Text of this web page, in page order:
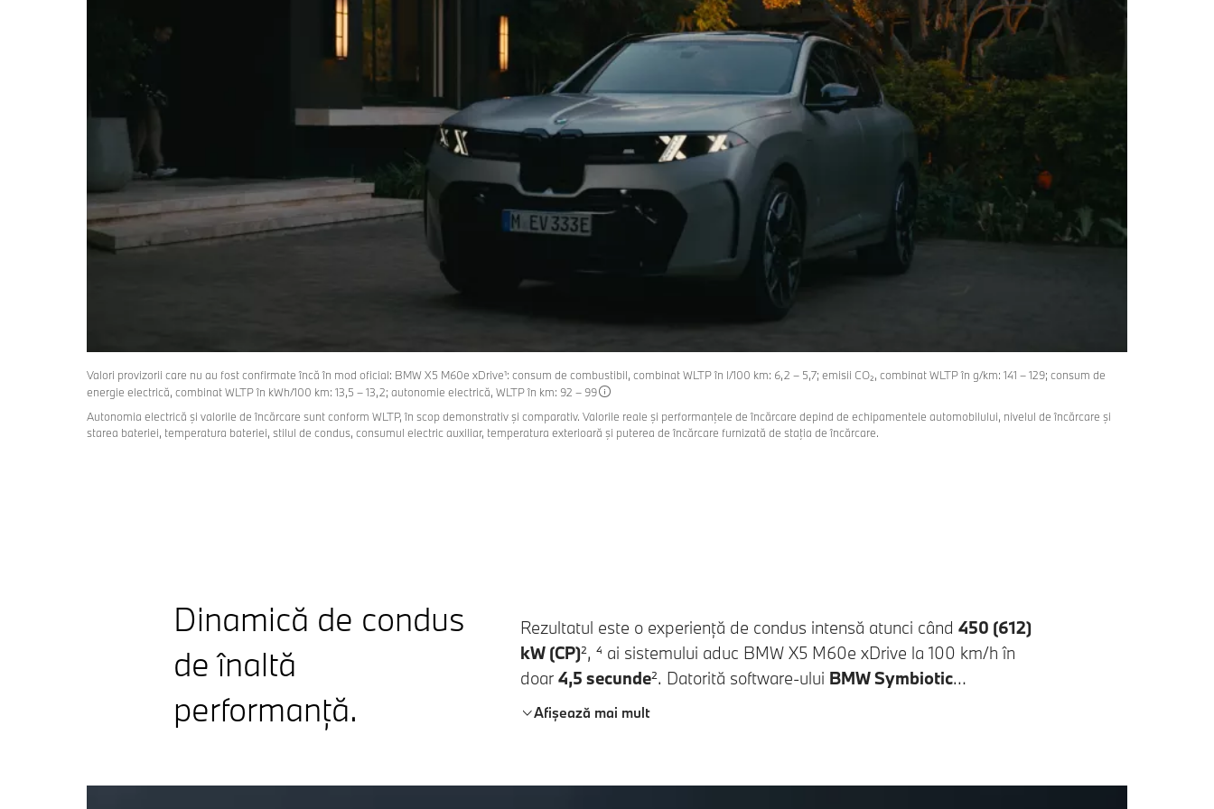
Valori provizorii care nu au fost confirmate încă în mod oficial: BMW X5 M60e xDrive¹: consum de combustibil, combinat WLTP în l/100 km: 6,2 – 5,7; emisii CO₂, combinat WLTP în g/km: 141 – 129; consum de
energie electrică, combinat WLTP în kWh/100 km: 13,5 – 13,2; autonomie electrică, WLTP în km: 92 – 99
Autonomia electrică şi valorile de încărcare sunt conform WLTP, în scop demonstrativ şi comparativ. Valorile reale şi performanţele de încărcare depind de echipamentele automobilului, nivelul de încărcare şi
starea bateriei, temperatura bateriei, stilul de condus, consumul electric auxiliar, temperatura exterioară şi puterea de încărcare furnizată de staţia de încărcare.
Dinamică de condus
de înaltă
performanță.
Rezultatul este o experiență de condus intensă atunci când 450 (612)
kW (CP)², ⁴ ai sistemului aduc BMW X5 M60e xDrive la 100 km/h în
doar 4,5 secunde². Datorită software-ului BMW Symbiotic
Drive
, asistat de inteligența artificială, stilul de condus și funcțiile
sistemelor de asistență sunt corelate cu o precizie de orologiu. Bucură-
Afișează mai mult